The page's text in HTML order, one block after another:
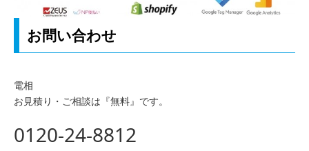
お問い合わせ
電相
お見積り・ご相談は『無料』です。
0120-24-8812